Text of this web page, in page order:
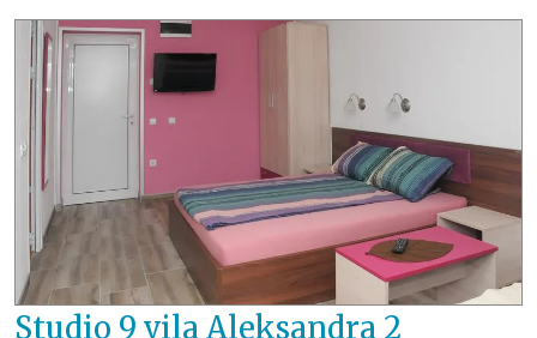
Studio 9 vila Aleksandra 2